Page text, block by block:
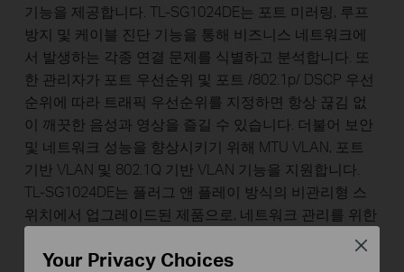
기능을 제공합니다. TL-SG1024DE는 포트 미러링, 루프
방지 및 케이블 진단 기능을 통해 비즈니스 네트워크에
서 발생하는 각종 연결 문제를 식별하고 분석합니다. 또
한 관리자가 포트 우선순위 및 포트 /802.1p/ DSCP 우선
순위에 따라 트래픽 우선순위를 지정하면 항상 끊김 없
이 깨끗한 음성과 영상을 즐길 수 있습니다. 더불어 보안
및 네트워크 성능을 향상시키기 위해 MTU VLAN, 포트
기반 VLAN 및 802.1Q 기반 VLAN 기능을 지원합니다.
TL-SG1024DE는 플러그 앤 플레이 방식의 비관리형 스
위치에서 업그레이드된 제품으로, 네트워크 관리를 위한
옵션을 늘려주기 때문에 최종 사용자가 높은 품질의 네
트워크를 누릴 수 있습니다.
Your Privacy Choices
Close